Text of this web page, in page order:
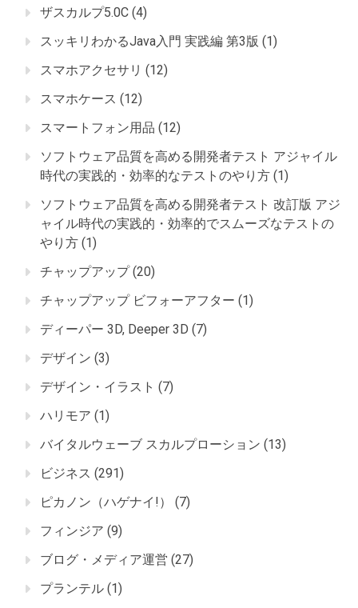
ザスカルプ5.0C (4)
スッキリわかるJava入門 実践編 第3版 (1)
スマホアクセサリ (12)
スマホケース (12)
スマートフォン用品 (12)
ソフトウェア品質を高める開発者テスト アジャイル
時代の実践的・効率的なテストのやり方 (1)
ソフトウェア品質を高める開発者テスト 改訂版 アジ
ャイル時代の実践的・効率的でスムーズなテストの
やり方 (1)
チャップアップ(20)
チャップアップ ビフォーアフター (1)
ディーパー 3D, Deeper 3D (7)
デザイン (3)
デザイン・イラスト (7)
ハリモア (1)
バイタルウェーブ スカルプローション (13)
ビジネス (291)
ピカノン（ハゲナイ!）
(7)
フィンジア (9)
ブログ・メディア運営 (27)
プランテル (1)